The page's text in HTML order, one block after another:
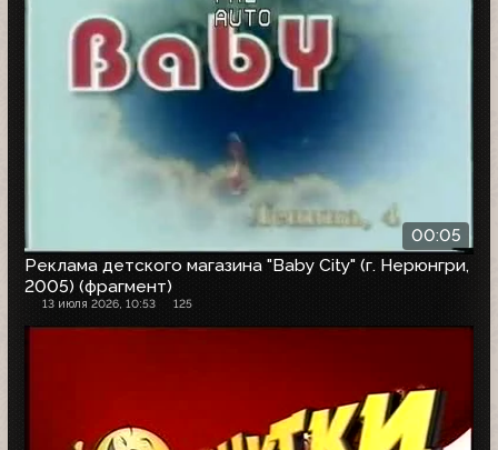
00:05
Реклама детского магазина "Baby City" (г. Нерюнгри,
2005) (фрагмент)
13 июля 2026, 10:53 125